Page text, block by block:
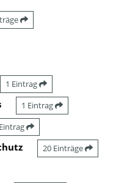
1 Eintrag
1 Eintrag
20 Einträge